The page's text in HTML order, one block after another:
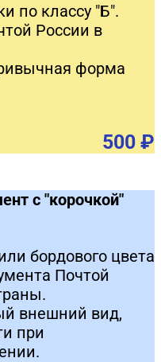
по классу "Б".
России в
форма
500 ₽
с "корочкой"
бордового цвета
Почтой
внешний вид,
при